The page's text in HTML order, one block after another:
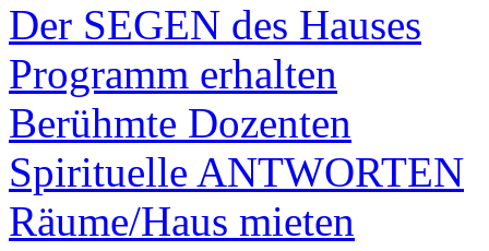
Der SEGEN des Hauses
Programm erhalten
Berühmte Dozenten
Spirituelle ANTWORTEN
Räume/Haus mieten